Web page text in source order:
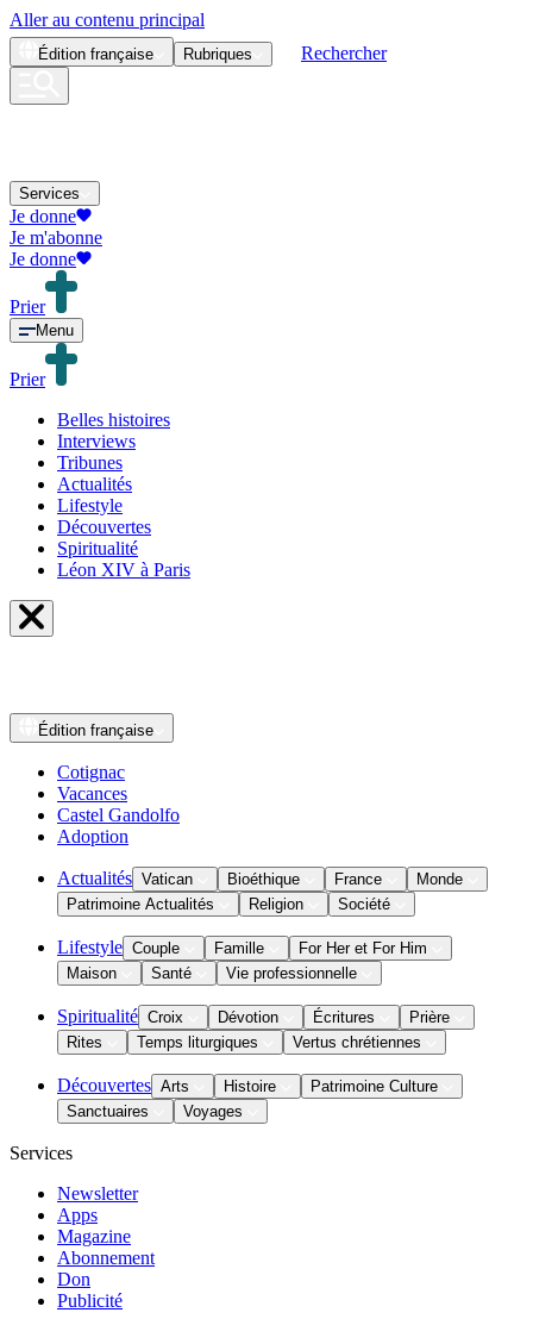
Aller au contenu principal
Édition française Rubriques Rechercher
Services
Je donne
Je m'abonne
Je donne
Prier
Menu
Prier
Belles histoires
Interviews
Tribunes
Actualités
Lifestyle
Découvertes
Spiritualité
Léon XIV à Paris
Édition française
Cotignac
Vacances
Castel Gandolfo
Adoption
Actualités Vatican Bioéthique France
Monde
Patrimoine Actualités
Religion Société
Lifestyle Couple Famille
For Her et For Him
Maison
Santé Vie professionnelle
Spiritualité Croix Dévotion Écritures
Prière
Rites
Temps liturgiques Vertus chrétiennes
Découvertes Arts Histoire
Patrimoine Culture
Sanctuaires
Voyages
Services
Newsletter
Apps
Magazine
Abonnement
Don
Publicité